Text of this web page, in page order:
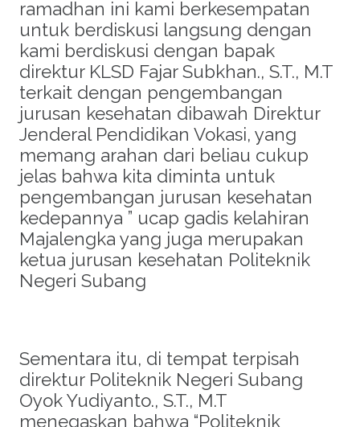
ramadhan ini kami berkesempatan
untuk berdiskusi langsung dengan
kami berdiskusi dengan bapak
direktur KLSD Fajar Subkhan., S.T., M.T
terkait dengan pengembangan
jurusan kesehatan dibawah Direktur
Jenderal Pendidikan Vokasi, yang
memang arahan dari beliau cukup
jelas bahwa kita diminta untuk
pengembangan jurusan kesehatan
kedepannya ” ucap gadis kelahiran
Majalengka yang juga merupakan
ketua jurusan kesehatan Politeknik
Negeri Subang
Sementara itu, di tempat terpisah
direktur Politeknik Negeri Subang
Oyok Yudiyanto., S.T., M.T
menegaskan bahwa “Politeknik